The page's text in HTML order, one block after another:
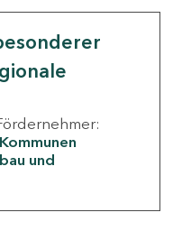
Kommunen
und